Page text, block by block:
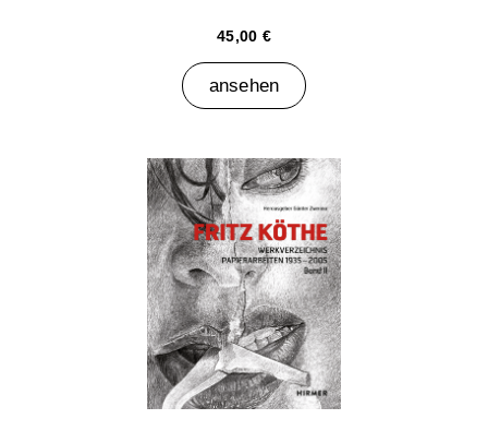
45,00 €
ansehen